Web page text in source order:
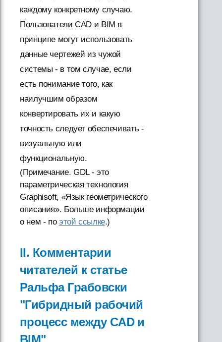
каждому конкретному случаю.
Пользователи CAD и BIM в
принципе могут использовать
данные чертежей из чужой
системы - в том случае, если
есть понимание того, как
наилучшим образом
конвертировать их и какую
точность следует обеспечивать -
визуальную или
функциональную.
(Примечание. GDL - это
параметрическая технология
Graphisoft, «Язык геометрического
описания». Больше информации
о нем - по этой ссылке.)
II. Комментарии
читателей к статье
Ральфа Грабовски
"Гибридный рабочий
процесс между CAD и
BIM"